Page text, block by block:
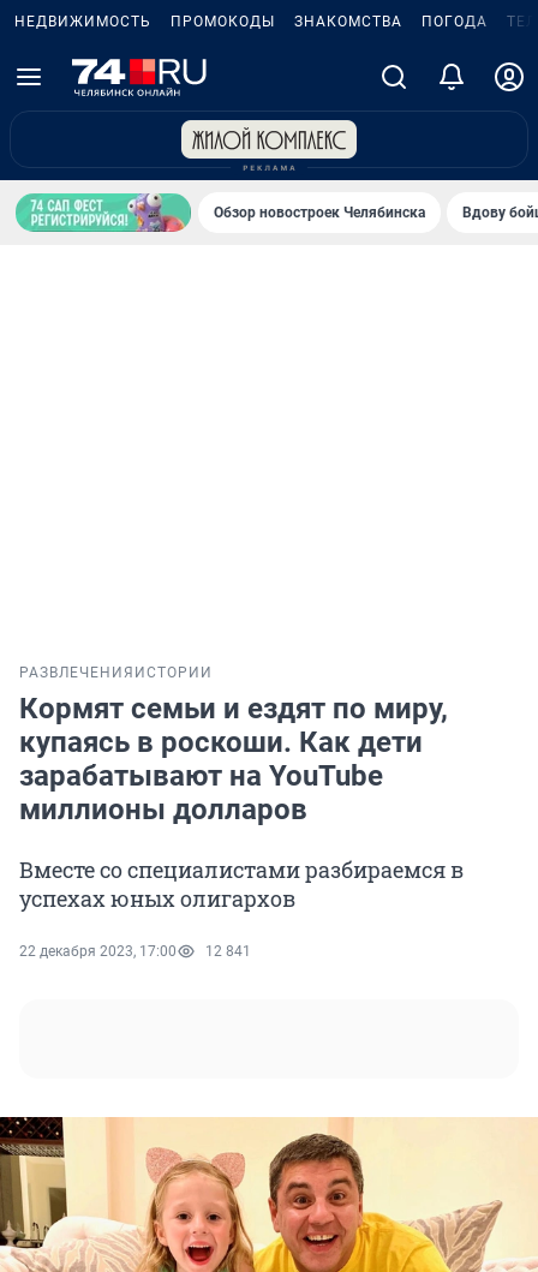
НЕДВИЖИМОСТЬ ПРОМОКОДЫ ЗНАКОМСТВА ПОГОДА
Обзор новостроек Челябинска Вдову
РАЗВЛЕЧЕНИЯ ИСТОРИИ
Кормят семьи и ездят по миру,
купаясь в роскоши. Как дети
зарабатывают на YouTube
миллионы долларов
Вместе со специалистами разбираемся в
успехах юных олигархов
22 декабря 2023, 17:00 12 841